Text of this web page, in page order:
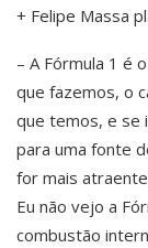
+ Felipe Massa
– A Fórmula 1 é
que fazemos, o
que temos, e se
para uma fonte
for mais
Eu não vejo a
combustão